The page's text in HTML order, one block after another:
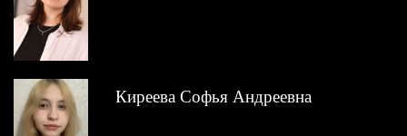
Киреева Софья Андреевна